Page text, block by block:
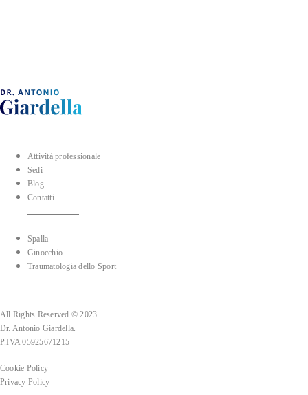
Attività professionale
Sedi
Blog
Contatti
Spalla
Ginocchio
Traumatologia dello Sport
All Rights Reserved © 2023
Dr. Antonio Giardella.
P.IVA 05925671215
Cookie Policy
Privacy Policy